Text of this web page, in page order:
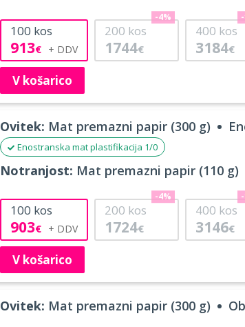
100 kos
913€
200 kos
1744€
-4%
400 kos
3184€
V košarico
Ovitek: Mat premazni papir (300 g)
Enostranska mat plastifikacija 1/0
Notranjost: Mat premazni papir (110 g)
100 kos
903€
200 kos
1724€
-4%
400 kos
3146€
V košarico
Ovitek: Mat premazni papir (300 g)